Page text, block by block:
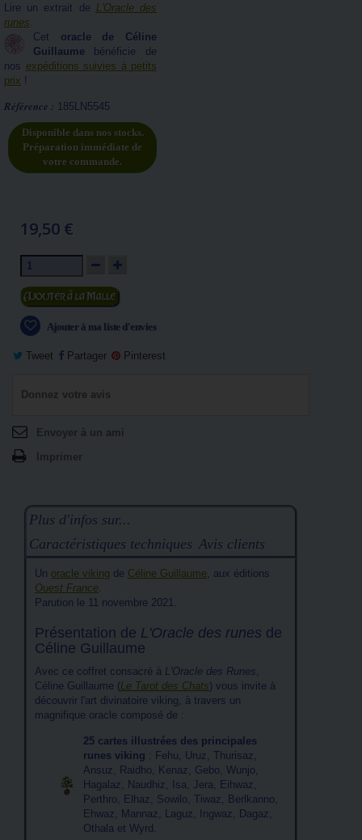
Lire un extrait de L'Oracle des
runes.
Cet oracle de Céline
Guillaumebénéficie de
nos expéditions suivies à petits
prix !
Référence : 185LN5545
Disponible dans nos stocks.
Préparation immédiate de
votre commande.
19,50 €
Ajouter au panier
Ajouter à ma liste d'envies
Tweet Partager Pinterest
Donnez votre avis
Envoyer à un ami
Imprimer
Plus d'infos sur...
Caractéristiques techniques Avis clients
Un oracle viking de Céline Guillaume, aux éditions
Ouest France.
Parution le 11 novembre 2021.
Présentation de L'Oracle des runes de
Céline Guillaume
Avec ce coffret consacré à L'Oracle des Runes,
Céline Guillaume (Le Tarot des Chats) vous invite à
découvrir l'art divinatoire viking, à travers un
magnifique oracle composé de :
25 cartes illustrées des principales
runes viking : Fehu, Uruz, Thurisaz,
Ansuz, Raidho, Kenaz, Gebo, Wunjo,
Hagalaz, Naudhiz, Isa, Jera, Eihwaz,
Perthro, Elhaz, Sowilo, Tiwaz, Berlkanno,
Ehwaz, Mannaz, Laguz, Ingwaz, Dagaz,
Othala et Wyrd.